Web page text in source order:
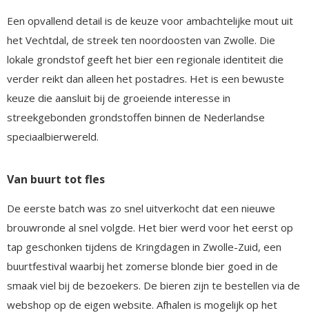
Een opvallend detail is de keuze voor ambachtelijke mout uit
het Vechtdal, de streek ten noordoosten van Zwolle. Die
lokale grondstof geeft het bier een regionale identiteit die
verder reikt dan alleen het postadres. Het is een bewuste
keuze die aansluit bij de groeiende interesse in
streekgebonden grondstoffen binnen de Nederlandse
speciaalbierwereld.
Van buurt tot fles
De eerste batch was zo snel uitverkocht dat een nieuwe
brouwronde al snel volgde. Het bier werd voor het eerst op
tap geschonken tijdens de Kringdagen in Zwolle-Zuid, een
buurtfestival waarbij het zomerse blonde bier goed in de
smaak viel bij de bezoekers. De bieren zijn te bestellen via de
webshop op de eigen website. Afhalen is mogelijk op het